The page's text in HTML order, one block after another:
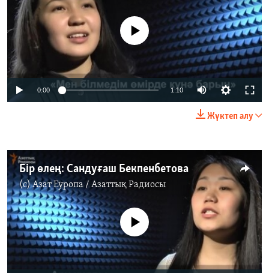
No media source currently available
0:00 1:10
Жүктеп алу
Бір өлең: Сандуғаш Бекпенбетова
(c)Азат Еуропа / Азаттық Радиосы
No media source currently available